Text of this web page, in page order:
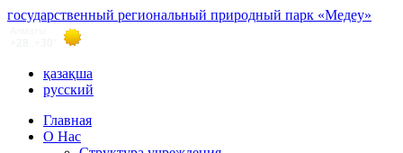
государственный региональный природный парк «Медеу»
қазақша
русский
Главная
О Нас